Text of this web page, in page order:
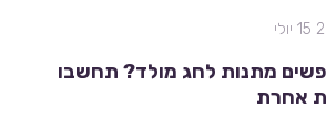
מתנות לחג מולד? תחשבו
אחרת